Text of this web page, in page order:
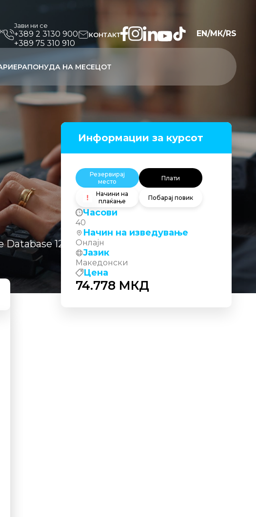
Јави ни се
+389 2 3130 900
+389 75 310 910
КОНТАКТ EN/МК/RS
ПОНУДА НА МЕСЕЦОТ
Database 12c R2: Backup and Recovery
Информации за курсот
Резервирај
место
Плати
Начини на
плаќање
Побарај повик
Часови
40
Начин на изведување
Онлајн
Јазик
Македонски
Цена
74.778 МКД